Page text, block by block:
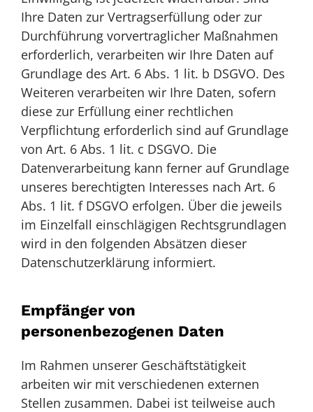
Ihre Daten zur Vertragserfüllung oder zur
Durchführung vorvertraglicher Maßnahmen
erforderlich, verarbeiten wir Ihre Daten auf
Grundlage des Art. 6 Abs. 1 lit. b DSGVO. Des
Weiteren verarbeiten wir Ihre Daten, sofern
diese zur Erfüllung einer rechtlichen
Verpflichtung erforderlich sind auf Grundlage
von Art. 6 Abs. 1 lit. c DSGVO. Die
Datenverarbeitung kann ferner auf Grundlage
unseres berechtigten Interesses nach Art. 6
Abs. 1 lit. f DSGVO erfolgen. Über die jeweils
im Einzelfall einschlägigen Rechtsgrundlagen
wird in den folgenden Absätzen dieser
Datenschutzerklärung informiert.
Empfänger von
personenbezogenen Daten
Im Rahmen unserer Geschäftstätigkeit
arbeiten wir mit verschiedenen externen
Stellen zusammen. Dabei ist teilweise auch